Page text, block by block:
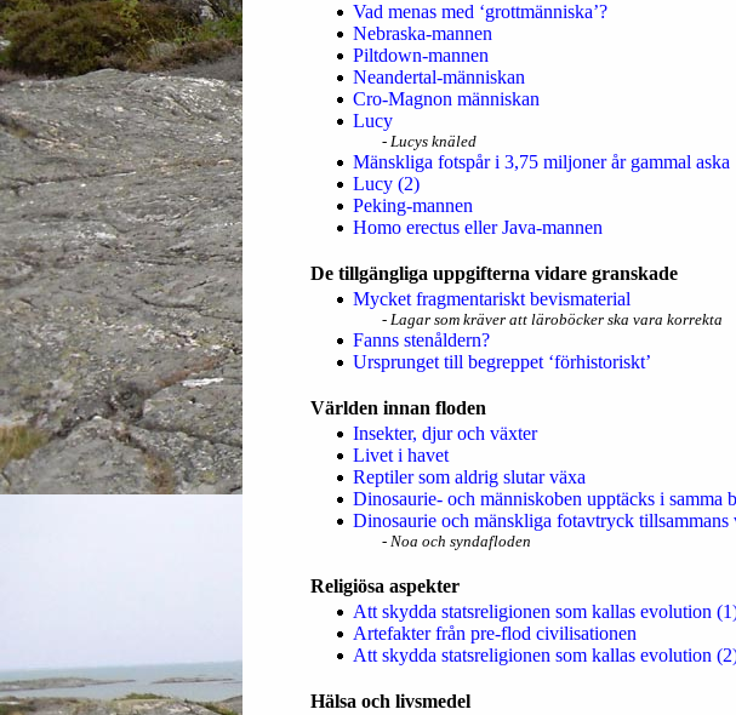
Vad menas med ‘grottmänniska’?
Nebraska-mannen
Piltdown-mannen
Neandertal-människan
Cro-Magnon människan
Lucy
- Lucys knäled
Mänskliga fotspår i 3,75 miljoner år gammal aska
Lucy (2)
Peking-mannen
Homo erectus eller Java-mannen
De tillgängliga uppgifterna vidare granskade
Mycket fragmentariskt bevismaterial
- Lagar som kräver att läroböcker ska vara korrekta
Fanns stenåldern?
Ursprunget till begreppet ‘förhistoriskt’
Världen innan floden
Insekter, djur och växter
Livet i havet
Reptiler som aldrig slutar växa
Dinosaurie- och människoben upptäcks i samma
Dinosaurie och mänskliga fotavtryck
- Noa och syndafloden
Religiösa aspekter
Att skydda statsreligionen som kallas evolution
Artefakter från pre-flod civilisationen
Att skydda statsreligionen som kallas evolution
Hälsa och livsmedel